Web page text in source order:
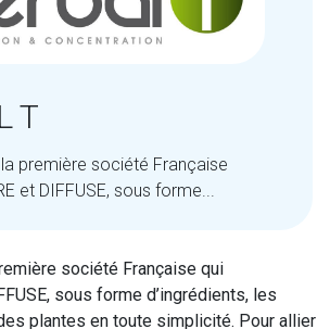
T
la première société Française
et DIFFUSE, sous forme...
société Française qui
sous forme d’ingrédients, les
plantes en toute simplicité. Pour allier